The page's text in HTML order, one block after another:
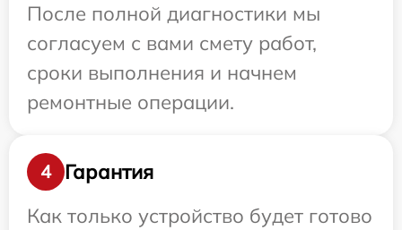
После полной диагностики мы
согласуем с вами смету работ,
сроки выполнения и начнем
ремонтные операции.
4
Гарантия
Как только устройство будет готово